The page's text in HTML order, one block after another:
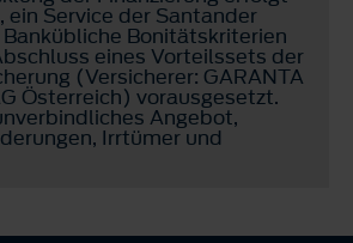
ein Service der Santander
Bankübliche Bonitätskriterien
eines Vorteilssets der
(Versicherer: GARANTA
Österreich) vorausgesetzt.
Angebot,
Irrtümer und